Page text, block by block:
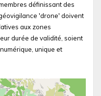
définissant des
'drone' doivent
aux zones
durée de validité, soient
unique et